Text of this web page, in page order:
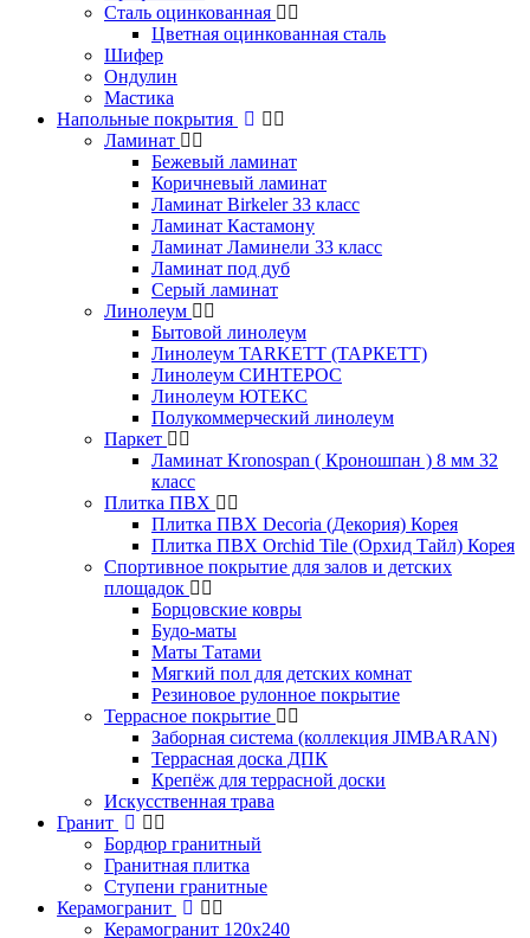
Сталь оцинкованная
Цветная оцинкованная сталь
Шифер
Ондулин
Мастика
Напольные покрытия
Ламинат
Бежевый ламинат
Коричневый ламинат
Ламинат Birkeler 33 класс
Ламинат Кастамону
Ламинат Ламинели 33 класс
Ламинат под дуб
Серый ламинат
Линолеум
Бытовой линолеум
Линолеум TARKETT (ТАРКЕТТ)
Линолеум СИНТЕРОС
Линолеум ЮТЕКС
Полукоммерческий линолеум
Паркет
Ламинат Kronospan ( Кроношпан ) 8 мм 32
класс
Плитка ПВХ
Плитка ПВХ Decoria (Декория) Корея
Плитка ПВХ Orchid Tile (Орхид Тайл) Корея
Спортивное покрытие для залов и детских
площадок
Борцовские ковры
Будо-маты
Маты Татами
Мягкий пол для детских комнат
Резиновое рулонное покрытие
Террасное покрытие
Заборная система (коллекция JIMBARAN)
Террасная доска ДПК
Крепёж для террасной доски
Искусственная трава
Гранит
Бордюр гранитный
Гранитная плитка
Ступени гранитные
Керамогранит
Керамогранит 120х240